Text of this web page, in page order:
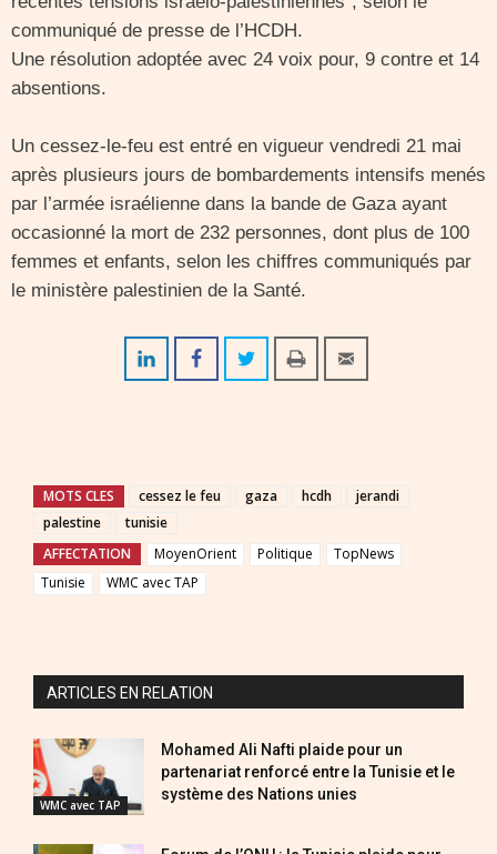
communiqué de presse de l’HCDH.
Une résolution adoptée avec 24 voix pour, 9 contre et 14
absentions.
Un cessez-le-feu est entré en vigueur vendredi 21 mai
après plusieurs jours de bombardements intensifs menés
par l’armée israélienne dans la bande de Gaza ayant
occasionné la mort de 232 personnes, dont plus de 100
femmes et enfants, selon les chiffres communiqués par
le ministère palestinien de la Santé.
MOTS CLES cessez le feu gaza hcdh
jerandi
palestine
tunisie
AFFECTATION
MoyenOrient Politique
TopNews
Tunisie
WMC avec TAP
ARTICLES EN RELATION
WMC avec TAP
Mohamed Ali Nafti plaide pour un
partenariat renforcé entre la Tunisie et le
système des Nations unies